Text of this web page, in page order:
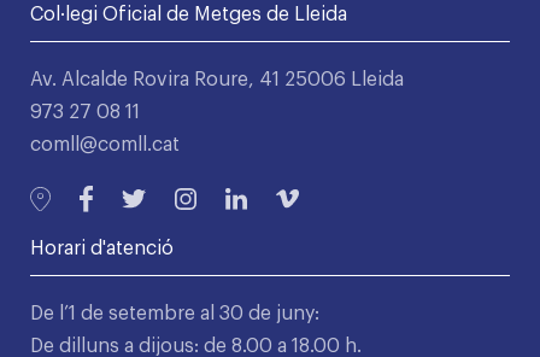
Col·legi Oficial de Metges de Lleida
Av. Alcalde Rovira Roure, 41 25006 Lleida
973 27 08 11
comll@comll.cat
Horari d'atenció
De l’1 de setembre al 30 de juny:
De dilluns a dijous: de 8.00 a 18.00 h.